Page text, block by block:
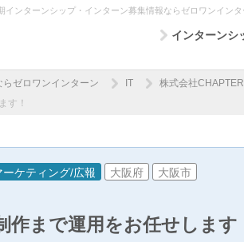
ンターンシップ・インターン募集情報ならゼロワンインタ
インターンシ
ゼロワンインターン IT 株式会社
す！
ーケティング/広報 大阪府 大阪市
まで運用をお任せします